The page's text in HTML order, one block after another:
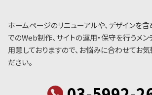
ホームページのリニューアルや、デザインを
でのWeb制作、サイトの運用・保守を行うメン
用意しておりますので、お悩みに合わせてお
ださい。